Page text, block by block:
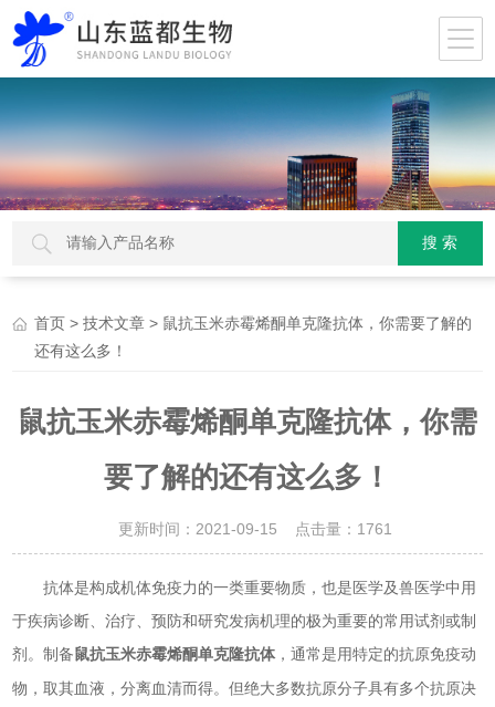
首页 >技术文章 > 鼠抗玉米赤霉烯酮单克隆抗体，你需要了解的
还有这么多！
鼠抗玉米赤霉烯酮单克隆抗体，你需
要了解的还有这么多！
更新时间：2021-09-15 点击量： 1761
抗体是构成机体免疫力的一类重要物质，也是医学及兽医学中用
于疾病诊断、治疗、预防和研究发病机理的极为重要的常用试剂或制
剂。制备 鼠抗玉米赤霉烯酮单克隆抗体，通常是用特定的抗原免疫动
物，取其血液，分离血清而得。但绝大多数抗原分子具有多个抗原决